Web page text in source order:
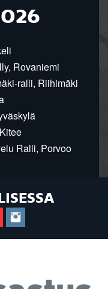
Rovaniemi
ralli, Riihimäki
Ralli, Porvoo